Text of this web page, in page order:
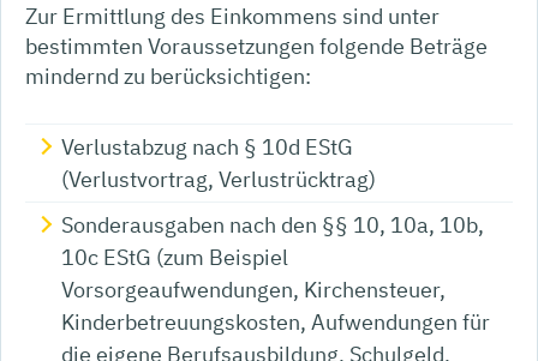
Zur Ermittlung des Einkommens sind unter
bestimmten Voraussetzungen folgende Beträge
mindernd zu berücksichtigen:
Verlustabzug nach § 10d EStG
(Verlustvortrag, Verlustrücktrag)
Sonderausgaben nach den §§ 10, 10a, 10b,
10c EStG (zum Beispiel
Vorsorgeaufwendungen, Kirchensteuer,
Kinderbetreuungskosten, Aufwendungen für
die eigene Berufsausbildung, Schulgeld,